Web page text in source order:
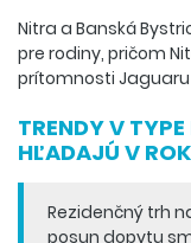
Nitra a Banská
pre rodiny, pričom
prítomnosti Jaguaru
TRENDY V
HĽADAJÚ V
Rezidenčný trh
posun dopytu